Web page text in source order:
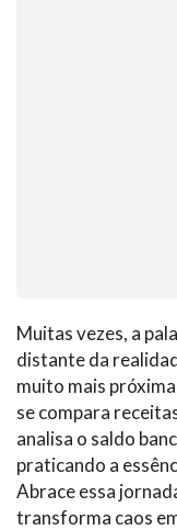
Muitas vezes, a
distante da
muito mais
se compara
analisa o saldo
praticando a
Abrace essa
transforma caos